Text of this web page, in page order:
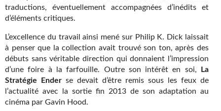
Étoiles vives
Yellow Submarine
NUMÉRIQUE
Romans et recueils
Une Heure-Lumière
traductions, éventuellement accompagnées d’inédits et
d’éléments critiques.
L’excellence du travail ainsi mené sur Philip K. Dick laissait
à penser que la collection avait trouvé son ton, après des
débuts sans véritable direction qui donnaient l’impression
d’une foire à la farfouille. Outre son intérêt en soi,
La
Stratégie Ender se devait d’être remis sous les feux de
l’actualité avec la sortie fin 2013 de son adaptation au
cinéma par Gavin Hood.